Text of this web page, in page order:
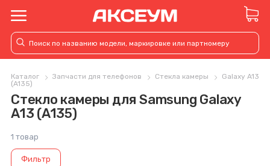
Каталог Запчасти для телефонов Стекла камеры
Galaxy A13
(A135)
Стекло камеры для Samsung Galaxy
A13 (A135)
1 товар
Фильтр